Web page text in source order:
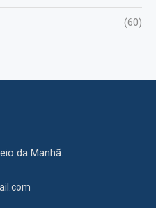
(60)
da Manhã.